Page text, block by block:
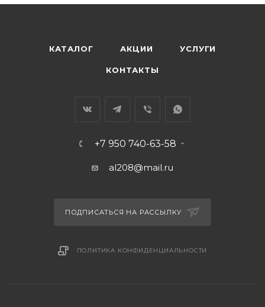
КАТАЛОГ АКЦИИ УСЛУГИ
КОНТАКТЫ
+7 950 740-63-58
al208@mail.ru
ПОДПИСАТЬСЯ НА РАССЫЛКУ
ПОЛИТИКА КОНФИДЕНЦИАЛЬНОСТИ